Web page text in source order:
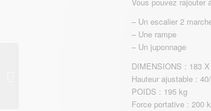
– Un escalier 2
– Une rampe
– Un juponnage
DIMENSIONS : 183
Hauteur ajustable :
POIDS : 195 kg
Force portative : 200